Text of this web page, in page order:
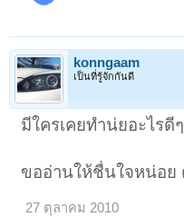
konngaam
เป็นที่รู้จักกันดี
มีใครเคยทำน่ยอะไรดี
ขออ่านให้ชื่นใจหน่อย
27 ตุลาคม 2010